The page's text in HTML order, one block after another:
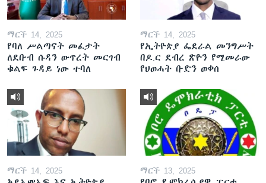
ማርች 14, 2025
የባለ ሥልጣናት መፈታት
ለደቡብ ሱዳን ውጥረት መርገብ
ቁልፍ ጉዳይ ነው ተባለ
ማርች 14, 2025
የኢትዮጵያ ፌደራል መንግሥት
በዶ.ር ደብረ ጽዮን የሚመራው
የህወሓት ቡድን ወቀሰ
ማርች 14, 2025 ማርች 13, 2025